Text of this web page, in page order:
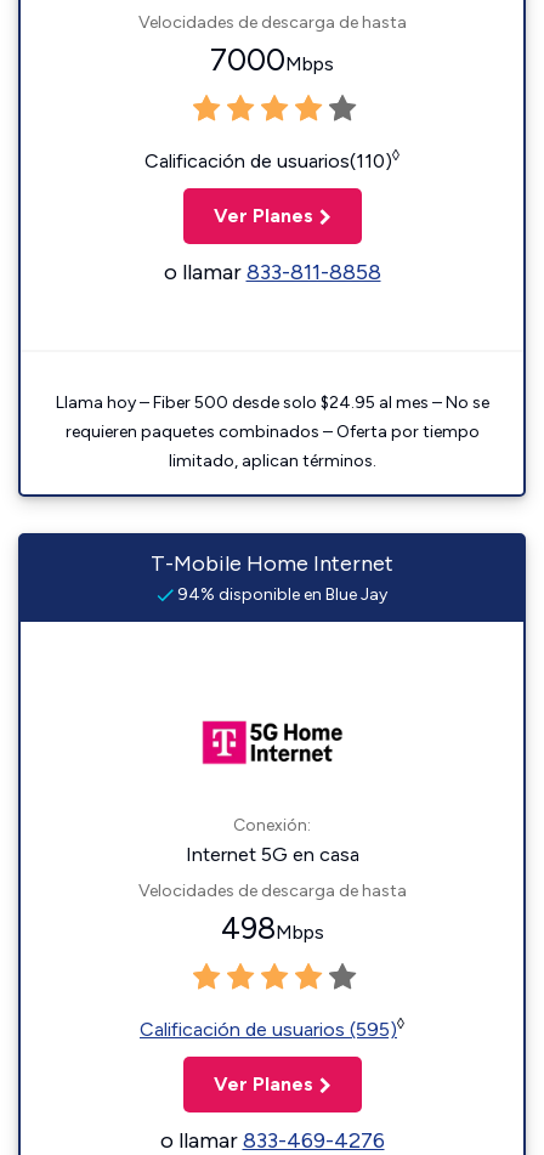
Velocidades de descarga de hasta
7000Mbps
Calificación de usuarios(110)◊
Ver Planes
o llamar833-811-8858
Llama hoy – Fiber 500 desde solo $24.95 al mes – No se
requieren paquetes combinados – Oferta por tiempo
limitado, aplican términos.
T-Mobile Home Internet
94% disponible en Blue Jay
Conexión:
Internet 5G en casa
Velocidades de descarga de hasta
498Mbps
Calificación de usuarios (595)◊
Ver Planes
o llamar833-469-4276